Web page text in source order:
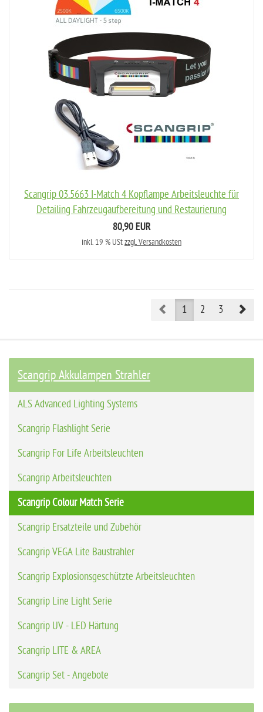
Scangrip 03.5663 I-Match 4 Kopflampe Arbeitsleuchte für
Detailing Fahrzeugaufbereitung und Restaurierung
80,90 EUR
inkl. 19 % UStzzgl. Versandkosten
Prev1 2 3
Scangrip Akkulampen Strahler
ALS Advanced Lighting Systems
Scangrip Flashlight Serie
Scangrip For Life Arbeitsleuchten
Scangrip Arbeitsleuchten
Scangrip Colour Match Serie
Scangrip Ersatzteile und Zubehör
Scangrip VEGA Lite Baustrahler
Scangrip Explosionsgeschützte Arbeitsleuchten
Scangrip Line Light Serie
Scangrip UV - LED Härtung
Scangrip LITE & AREA
Scangrip Set - Angebote